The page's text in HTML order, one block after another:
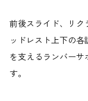
前後スライド、リク
ッドレスト上下の
を支えるランバーサ
す。